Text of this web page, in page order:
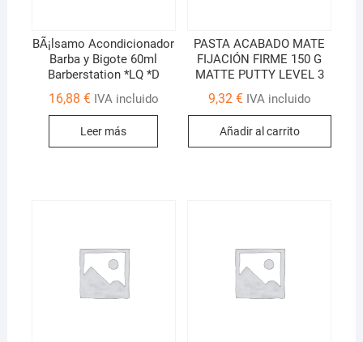
BÃ¡lsamo Acondicionador
Barba y Bigote 60ml
Barberstation *LQ *D
16,88 € IVA incluido
Leer más
PASTA ACABADO MATE
FIJACIÓN FIRME 150 G
MATTE PUTTY LEVEL 3
9,32 € IVA incluido
Añadir al carrito